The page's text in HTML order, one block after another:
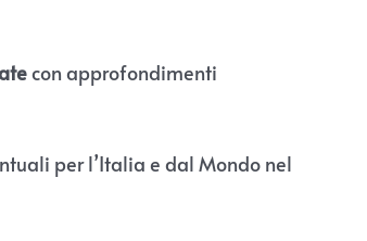
con approfondimenti
per l’Italia e dal Mondo nel